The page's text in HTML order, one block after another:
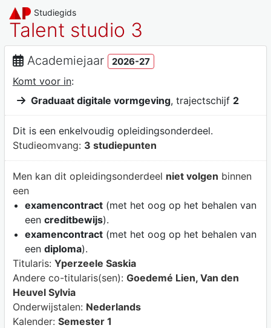
Studiegids
Talent studio 3
Academiejaar 2026-27
Komt voor in:
Graduaat digitale vormgeving, trajectschijf 2
Dit is een enkelvoudig opleidingsonderdeel.
Studieomvang: 3 studiepunten
Men kan dit opleidingsonderdeel niet volgen binnen
een
examencontract(met het oog op het behalen van
een creditbewijs).
examencontract(met het oog op het behalen van
een diploma).
Titularis: Yperzeele Saskia
Andere co-titularis(sen): Goedemé Lien, Van den
Heuvel Sylvia
Onderwijstalen: Nederlands
Kalender: Semester 1